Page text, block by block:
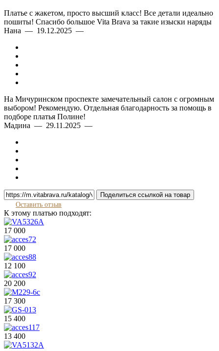
Платье с жакетом, просто высший класс! Все детали идеально
пошиты! Спасибо большое Vita Brava за такие изыски наряды
Нана — 19.12.2025 —
На Мичуринском проспекте замечательный салон с огромным
выбором! Рекомендую. Отдельная благодарность за помощь в
подборе платья Полине!
Мадина — 29.11.2025 —
Поделиться ссылкой на товар
Оставить отзыв
К этому платью подходят:
17 000
17 000
12 100
20 200
17 300
15 400
13 400